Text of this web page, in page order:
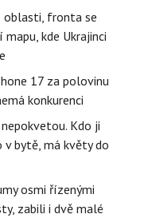
oblasti, fronta se
kde Ukrajinci
17 za polovinu
konkurenci
Kdo ji
bytě, má květy do
osmi řízenými
zabili i dvě malé